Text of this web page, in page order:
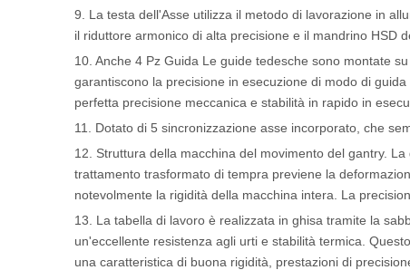
9. La testa dell'Asse utilizza il metodo di lavorazione in
il riduttore armonico di alta precisione e il mandrino HSD
10. Anche 4 Pz Guida Le guide tedesche sono montate
garantiscono la precisione in esecuzione di modo di
perfetta precisione meccanica e stabilità in rapido in
11. Dotato di 5 sincronizzazione asse incorporato, che
12. Struttura della macchina del movimento del gantry.
trattamento trasformato di tempra previene la
notevolmente la rigidità della macchina intera. La
13. La tabella di lavoro è realizzata in ghisa tramite la
un'eccellente resistenza agli urti e stabilità termica.
una caratteristica di buona rigidità, prestazioni di